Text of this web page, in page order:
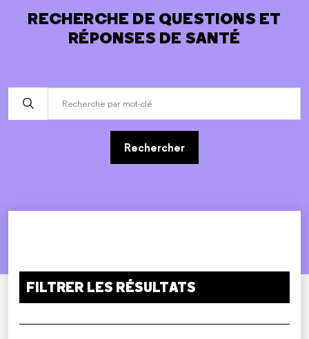
RECHERCHE DE QUESTIONS ET
RÉPONSES DE SANTÉ
Rechercher
FILTRER LES RÉSULTATS